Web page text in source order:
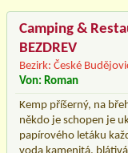
Camping &
BEZDREV
Bezirk: České
Von: Roman
Kemp příšerný, na
někdo je schopen je
papírového letáku